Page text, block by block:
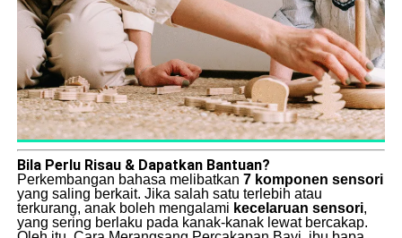
Bila Perlu Risau & Dapatkan Bantuan?
Perkembangan bahasa melibatkan 7 komponen sensori
yang saling berkait. Jika salah satu terlebih atau
terkurang, anak boleh mengalami kecelaruan sensori,
yang sering berlaku pada kanak-kanak lewat bercakap.